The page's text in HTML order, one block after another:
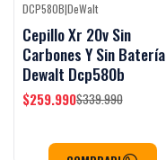
-24%OFF
DCP580B|DeWalt
Cepillo Xr 20v Sin
Carbones Y Sin Batería
Dewalt Dcp580b
$259.990$339.990